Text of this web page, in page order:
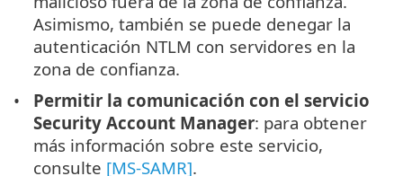
Asimismo, también se puede denegar la
autenticación NTLM con servidores en la
zona de confianza.
Permitir la comunicación con el servicio
Security Account Manager: para obtener
más información sobre este servicio,
consulte [MS-SAMR].